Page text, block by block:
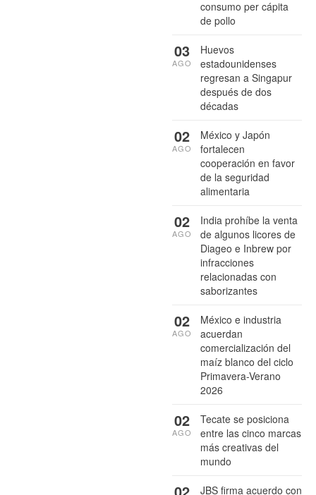
consumo per cápita
de pollo
Huevos
estadounidenses
regresan a Singapur
después de dos
décadas
03
AGO
México y Japón
fortalecen
cooperación en favor
de la seguridad
alimentaria
02
AGO
India prohíbe la venta
de algunos licores de
Diageo e Inbrew por
infracciones
relacionadas con
saborizantes
02
AGO
México e industria
acuerdan
comercialización del
maíz blanco del ciclo
Primavera-Verano
2026
02
AGO
Tecate se posiciona
entre las cinco marcas
más creativas del
mundo
02
AGO
JBS firma acuerdo con
02